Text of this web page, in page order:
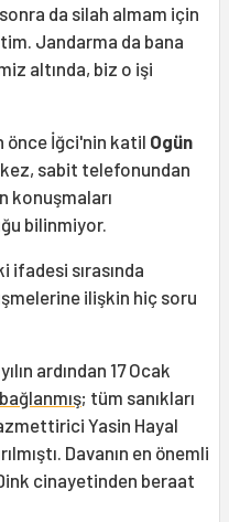
da silah almam için
Jandarma da bana
altında, biz o işi
önce İğci'nin katil Ogün
sabit telefonundan
konuşmaları
bilinmiyor.
ifadesi sırasında
ilişkin hiç soru
ardından 17 Ocak
; tüm sanıkları
Yasin Hayal
Davanın en önemli
cinayetinden beraat